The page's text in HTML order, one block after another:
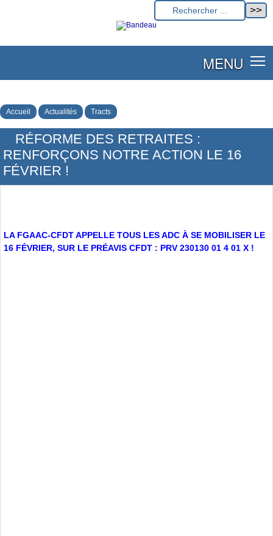
MENU
Accueil Actualités Tracts
RÉFORME DES RETRAITES :
RENFORÇONS NOTRE ACTION LE 16
FÉVRIER !
LA FGAAC-CFDT APPELLE TOUS LES ADC À SE MOBILISER LE
16 FÉVRIER, SUR LE PRÉAVIS CFDT : PRV 230130 01 4 01 X !